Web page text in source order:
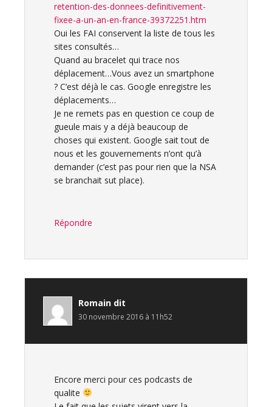
retention-des-donnees-definitivement-
fixee-a-un-an-en-france-39372251.htm
Oui les FAI conservent la liste de tous les
sites consultés…
Quand au bracelet qui trace nos
déplacement…Vous avez un smartphone
? C’est déjà le cas. Google enregistre les
déplacements…
Je ne remets pas en question ce coup de
gueule mais y a déjà beaucoup de
choses qui existent. Google sait tout de
nous et les gouvernements n’ont qu’à
demander (c’est pas pour rien que la NSA
se branchait sut place).
Répondre
Romain dit
30 novembre 2016 à 11h52
Encore merci pour ces podcasts de
qualite